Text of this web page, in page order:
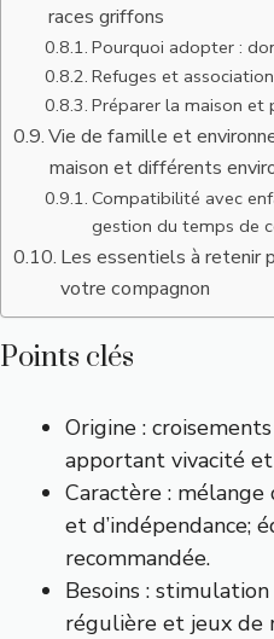
races griffons
Pourquoi adopter :
Refuges et
Préparer la maison et
Vie de famille et
maison et différents
Compatibilité avec
gestion du temps de
Les essentiels à retenir
votre compagnon
Points clés
Origine :
apportant vivacité
Caractère :
et d’indépendance;
recommandée.
Besoins :
régulière et jeux de